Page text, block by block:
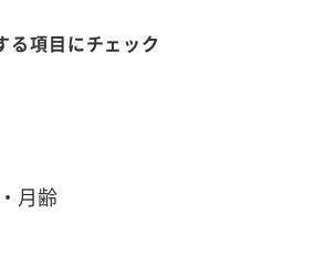
る項目にチェック
月齢